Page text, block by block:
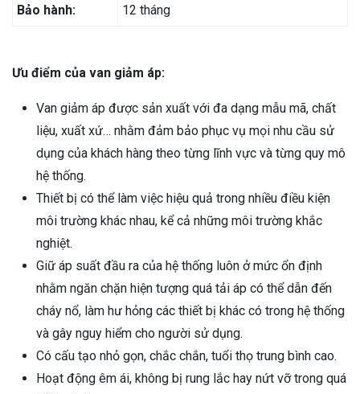
Bảo hành: 12 tháng
Ưu điểm của van giảm áp:
Van giảm áp được sản xuất với đa dạng mẫu mã, chất
liệu, xuất xứ… nhằm đảm bảo phục vụ mọi nhu cầu sử
dụng của khách hàng theo từng lĩnh vực và từng quy mô
hệ thống.
Thiết bị có thể làm việc hiệu quả trong nhiều điều kiện
môi trường khác nhau, kể cả những môi trường khắc
nghiệt.
Giữ áp suất đầu ra của hệ thống luôn ở mức ổn định
nhằm ngăn chặn hiện tượng quá tải áp có thể dẫn đến
cháy nổ, làm hư hỏng các thiết bị khác có trong hệ thống
và gây nguy hiểm cho người sử dụng.
Có cấu tạo nhỏ gọn, chắc chắn, tuổi thọ trung bình cao.
Hoạt động êm ái, không bị rung lắc hay nứt vỡ trong quá